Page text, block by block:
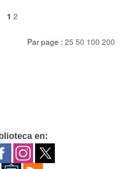
1 2
Par page : 25 50 100 200
en: